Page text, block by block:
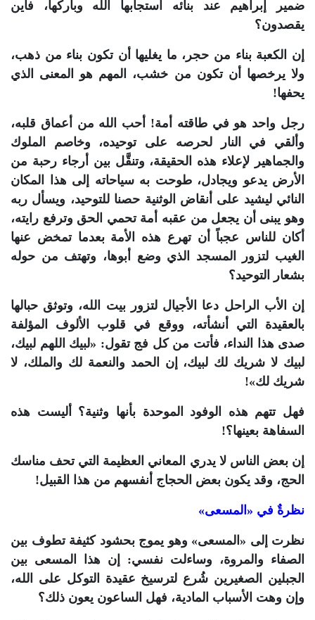
ضمير إبراهيم عند بنائه استجابها الله وباركها، فأين
يقصدون؟
إن الكعبة بناء من حجر، ما يغليها أن تكون بناء من ذهب،
ولا يرخصها أن تكون من خشب، المهم هو المعنى الذي
يحفها!
رجل واحد هو في طاقته أمة! أحب الله من أعماق قلبه،
وألقي في النار لحرصه على توحيده، وخاصم الملوك
والجماهير لإعلاء هذه الحقيقة، وتنقَّل بين أرجاء رحبة من
الأرض يدعو ويجادل، طوحت به سياحاته إلى هذا المكان
النائي ليشيد على أنقاض الوثنية حصنا للتوحيد، ويسأل ربه
وهو يبنى أن يجعل من عقبه أمة تحمي الحق وترفع رايته،
أكان للناس عجباً أن تهرع هذه الأمة بعدما تمخض عنها
الغيب لتزور المسجد الذي وضع أبوها، وتهتف من حوله
بشعار التوحيد؟
إن الأب الراحل دعا الأجيال لتزور بيت الله، وتوثق حبالها
بالعقيدة التي أنشأته، ووقع في قلوب الألوف المؤلفة
صدى هذا النداء، فأتت من كل فج تقول: «لبيك اللهم لبيك،
لبيك لا شريك لك لبيك، إن الحمد والنعمة لك والملك، لا
شريك لك»!
فهل تتهم هذه الوفود الموحدة بأنها وثنية؟ أليست هذه
السفاهة بعينها؟!
إن بعض الناس لا يدري المعاني العظيمة التي تحف مناسك
الحج، وقد يكون بعض الحجاج أنفسهم من هذا القبيل!
نظرةٌ في «المسعى»
نظرت إلى «المسعى» وهو يموج بحشود كثيفة تطوف بين
الصفاء والمروة، وساءلت نفسي: إن هذا المسعى بين
الجبلين الصغيرين شُرع لترسيخ عقيدة التوكل على الله،
وإن وهت الأسباب المادية، فهل الساعون يعون ذلك؟